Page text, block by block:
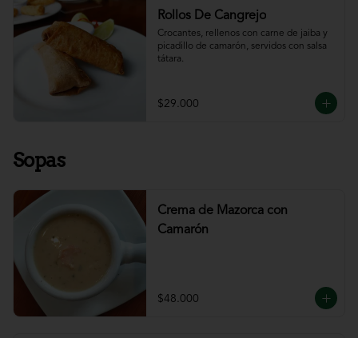
Rollos De Cangrejo
Crocantes, rellenos con carne de jaiba y
picadillo de camarón, servidos con salsa
tátara.
$29.000
Sopas
Crema de Mazorca con
Camarón
$48.000